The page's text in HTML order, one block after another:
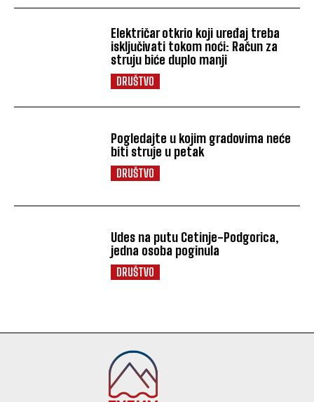
Električar otkrio koji uređaj treba
isključivati tokom noći: Račun za
struju biće duplo manji
DRUŠTVO
Pogledajte u kojim gradovima neće
biti struje u petak
DRUŠTVO
Udes na putu Cetinje-Podgorica,
jedna osoba poginula
DRUŠTVO